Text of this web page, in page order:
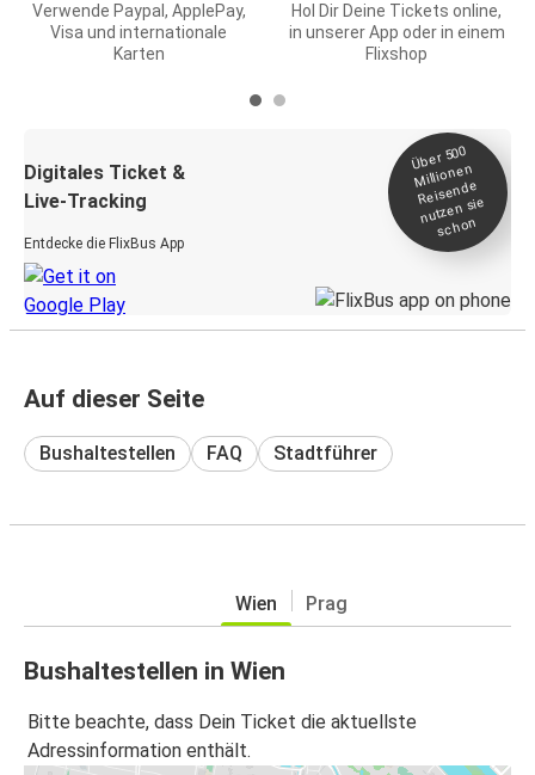
Verwende Paypal, ApplePay,
Visa und internationale
Karten
Hol Dir Deine Tickets online,
in unserer App oder in einem
Flixshop
Digitales Ticket &
Live-Tracking
Entdecke die FlixBus App
Über 500
Millionen
Reisende
nutzen sie
schon
Auf dieser Seite
Bushaltestellen FAQ Stadtführer
Wien Prag
Bushaltestellen in Wien
Bitte beachte, dass Dein Ticket die aktuellste
Adressinformation enthält.